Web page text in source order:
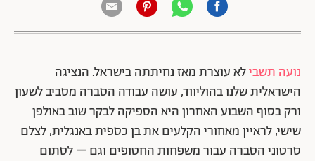
נועה תשבילא עוצרת מאז נחיתתה בישראל. הנציגה
הישראלית שלנו בהוליווד, עושה עבודה הסברה מסביב לשעון
ורק בסוף השבוע האחרון היא הספיקה לבקר שוב באולפן
שישי, לראיין מאחורי הקלעים את בן כספית באנגלית, לצלם
סרטוני הסברה עבור משפחות החטופים וגם – לסתום